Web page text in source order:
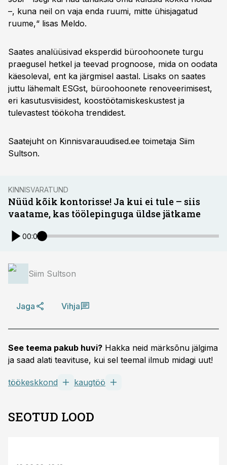
–, kuna neil on vaja enda ruumi, mitte ühisjagatud
ruume,“ lisas Meldo.
Saates analüüsivad eksperdid büroohoonete turgu
praegusel hetkel ja teevad prognoose, mida on oodata
käesoleval, ent ka järgmisel aastal. Lisaks on saates
juttu lähemalt ESGst, büroohoonete renoveerimisest,
eri kasutusviisidest, koostöötamiskeskustest ja
tulevastest töökoha trendidest.
Saatejuht on Kinnisvarauudised.ee toimetaja Siim
Sultson.
KINNISVARATUND
Nüüd kõik kontorisse! Ja kui ei tule – siis
vaatame, kas töölepinguga üldse jätkame
00:00
Siim Sultson
Jaga Vihja
See teema pakub huvi? Hakka neid märksõnu jälgima
ja saad alati teavituse, kui sel teemal ilmub midagi uut!
töökeskkond kaugtöö
SEOTUD LOOD